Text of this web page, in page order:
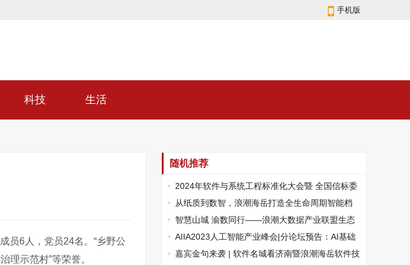
手机版
科技 生活
员6 人，党员24名。“乡野公
理示范村”等荣誉。
随机推荐
2024年软件与系统工程标准化大会暨 全国信标委
软件与系统工程分委会全体会议召开
从纸质到数智，浪潮海岳打造全生命周期智能档
案管理系统
智慧山城 渝数同行——浪潮大数据产业联盟生态
伙伴合作大会重庆站成功举办
AIIA2023人工智能产业峰会|分论坛预告：AI基础
软件前沿技术分论坛重磅来袭
嘉宾金句来袭 | 软件名城看济南暨浪潮海岳软件技